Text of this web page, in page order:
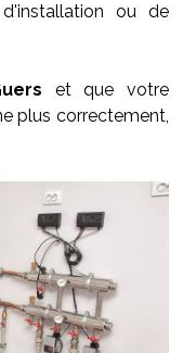
ou de
et que votre
plus correctement,